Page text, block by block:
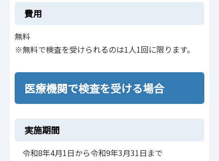
費用
無料
※無料で検査を受けられるのは1人1回に限ります。
医療機関で検査を受ける場合
実施期間
令和8年4月1日から令和9年3月31日まで